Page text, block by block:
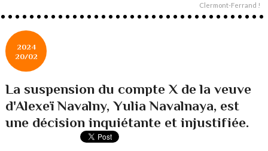
Clermont-Ferrand !
2024
20/02
La suspension du compte X de la veuve
d'Alexeï Navalny, Yulia Navalnaya, est
une décision inquiétante et injustifiée.